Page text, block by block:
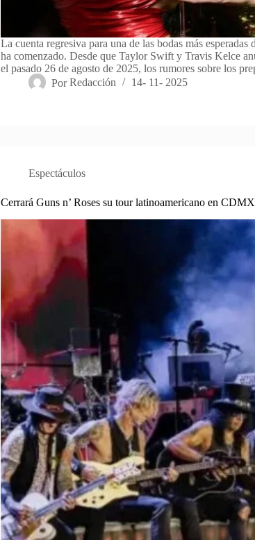
La cuenta regresiva para una de las bodas más esperadas
ha comenzado. Desde que Taylor Swift y Travis Kelce
el pasado 26 de agosto de 2025, los rumores sobre los
Por Redacción 14- 11- 2025
Espectáculos
Cerrará Guns n’ Roses su tour latinoamericano en CDMX